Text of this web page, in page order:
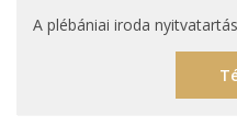
A plébániai iroda